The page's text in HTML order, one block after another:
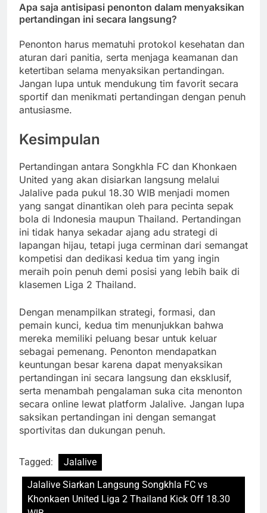
Apa saja antisipasi penonton dalam menyaksikan
pertandingan ini secara langsung?
Penonton harus mematuhi protokol kesehatan dan
aturan dari panitia, serta menjaga keamanan dan
ketertiban selama menyaksikan pertandingan.
Jangan lupa untuk mendukung tim favorit secara
sportif dan menikmati pertandingan dengan penuh
antusiasme.
Kesimpulan
Pertandingan antara Songkhla FC dan Khonkaen
United yang akan disiarkan langsung melalui
Jalalive pada pukul 18.30 WIB menjadi momen
yang sangat dinantikan oleh para pecinta sepak
bola di Indonesia maupun Thailand. Pertandingan
ini tidak hanya sekadar ajang adu strategi di
lapangan hijau, tetapi juga cerminan dari semangat
kompetisi dan dedikasi kedua tim yang ingin
meraih poin penuh demi posisi yang lebih baik di
klasemen Liga 2 Thailand.
Dengan menampilkan strategi, formasi, dan
pemain kunci, kedua tim menunjukkan bahwa
mereka memiliki peluang besar untuk keluar
sebagai pemenang. Penonton mendapatkan
keuntungan besar karena dapat menyaksikan
pertandingan ini secara langsung dan eksklusif,
serta menambah pengalaman suka cita menonton
secara online lewat platform Jalalive. Jangan lupa
saksikan pertandingan ini dengan semangat
sportivitas dan dukungan penuh.
Tagged:
Jalalive
Jalalive Siarkan Langsung Songkhla FC vs
Khonkaen United Liga 2 Thailand Kick Off 18.30